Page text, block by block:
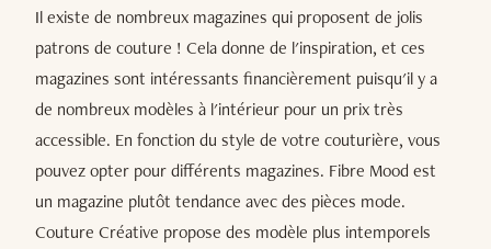
Il existe de nombreux magazines qui proposent de jolis
patrons de couture ! Cela donne de l'inspiration, et ces
magazines sont intéressants financièrement puisqu'il y a
de nombreux modèles à l'intérieur pour un prix très
accessible. En fonction du style de votre couturière, vous
pouvez opter pour différents magazines. Fibre Mood est
un magazine plutôt tendance avec des pièces mode.
Couture Créative propose des modèle plus intemporels